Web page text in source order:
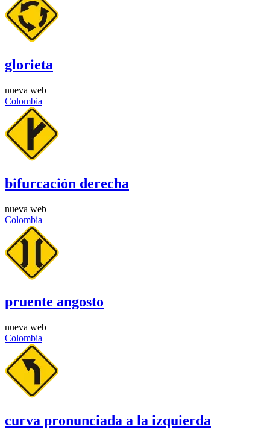
glorieta
nueva web
Colombia
bifurcación derecha
nueva web
Colombia
pruente angosto
nueva web
Colombia
curva pronunciada a la izquierda